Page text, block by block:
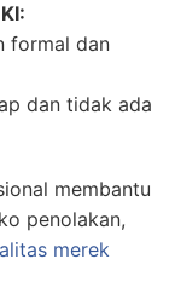
formal dan
dan tidak ada
membantu
penolakan,
merek